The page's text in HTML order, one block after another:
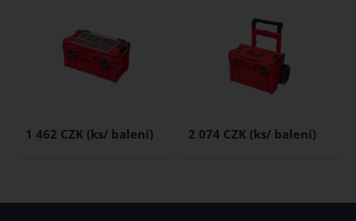
1 462 CZK 2 074 CZK